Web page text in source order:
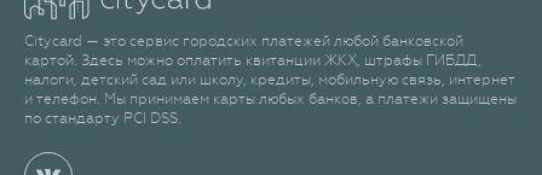
Citycard — это сервис городских платежей любой банковской
картой. Здесь можно оплатить квитанции ЖКХ, штрафы ГИБДД,
налоги, детский сад или школу, кредиты, мобильную связь, интернет
и телефон. Мы принимаем карты любых банков, а платежи защищены
по стандарту PCI DSS.